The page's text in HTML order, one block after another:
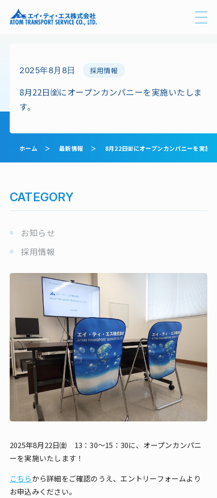
2025年8月8日 採用情報
8月22日㈮にオープンカンパニーを実施いたしま
す。
ホーム 最新情報 8月22日㈮にオープンカンパニーを実施
CATEGORY
お知らせ
採用情報
2025年8月22日㈮ 13：30～15：30に、オープンカンパニ
ーを実施いたします！
こちらから詳細をご確認のうえ、エントリーフォームより
お申込みください。